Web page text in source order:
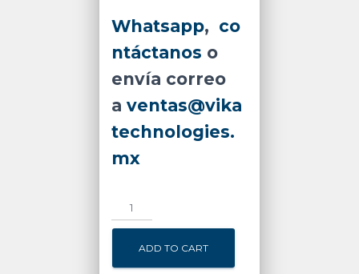
Whatsapp, co
ntáctanos o
envía correo
a ventas@vika
technologies.
mx
Cámara
Móvil
Cam)
ADD TO CART